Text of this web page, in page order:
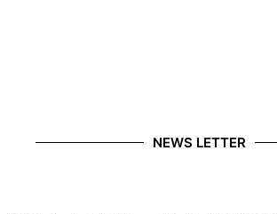
NEWS LETTER